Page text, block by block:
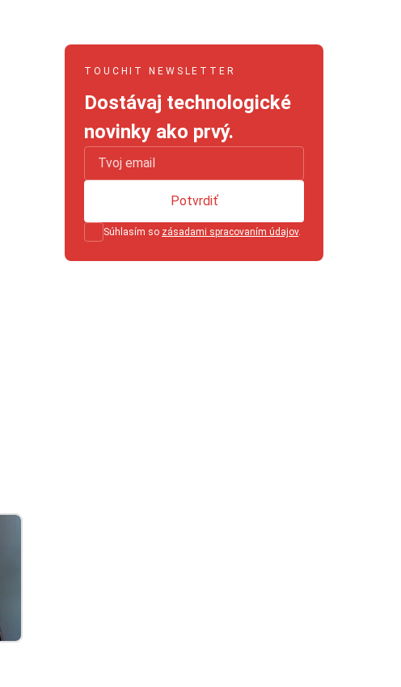
TOUCHIT NEWSLETTER
Dostávaj technologické
novinky ako prvý.
Súhlasím so zásadami spracovaním údajov.
Potvrdiť